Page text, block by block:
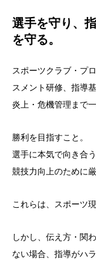
選手を守り、
を守る。
スポーツクラブ・プ
スメント研修、指導
炎上・危機管理まで
勝利を目指すこと。
選手に本気で向き合う
競技力向上のために
これらは、スポーツ
しかし、伝え方・関
ない場合、指導がハ